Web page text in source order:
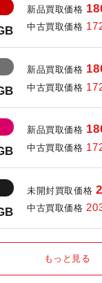
新品買取価格
中古買取価格
新品買取価格
中古買取価格
新品買取価格
中古買取価格
未開封買取価格
中古買取価格
もっと見る